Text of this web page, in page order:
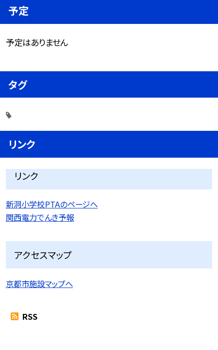
予定
予定はありません
タグ
リンク
リンク
新洞小学校PTAのページへ
関西電力でんき予報
アクセスマップ
京都市施設マップへ
RSS